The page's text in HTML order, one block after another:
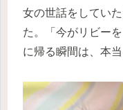
女の世話をしてい
た。「今がリビー
に帰る瞬間は、本